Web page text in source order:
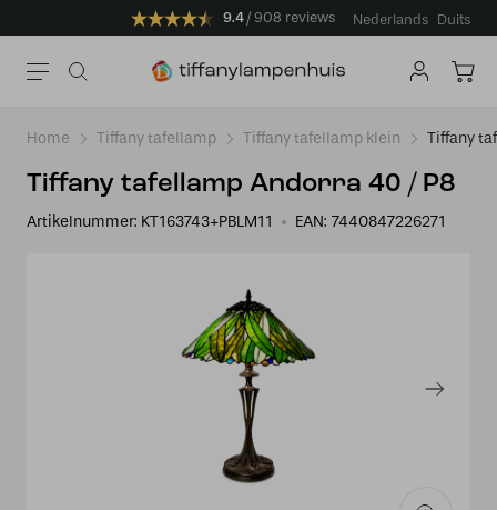
9.4 908 reviews Nederlands Duits
Home Tiffany tafellamp Tiffany tafellamp klein Tiffany
Tiffany tafellamp Andorra 40 / P8
Artikelnummer: KT163743+PBLM11 EAN: 7440847226271